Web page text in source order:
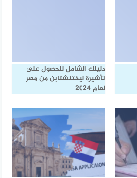
دليلك الشامل للحصول على
تأشيرة ليختنشتاين من مصر
لعام 2024